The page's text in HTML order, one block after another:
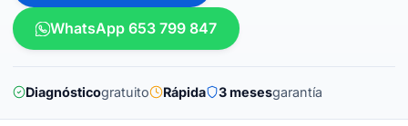
WhatsApp 653 799 847
Diagnósticogratuito Rápida 3 mesesgarantía